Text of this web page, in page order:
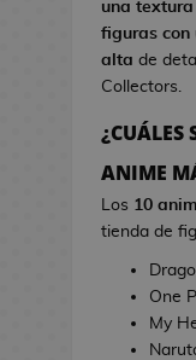
una
figuras con
alta de
Collectors.
¿CUÁLES
ANIME
Los 10
tienda de
One
My